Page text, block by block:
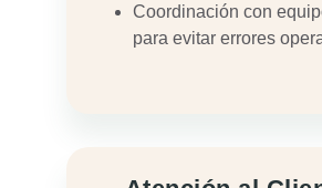
Coordinación con
para evitar errores